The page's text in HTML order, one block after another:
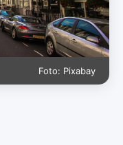
Foto: Pixabay